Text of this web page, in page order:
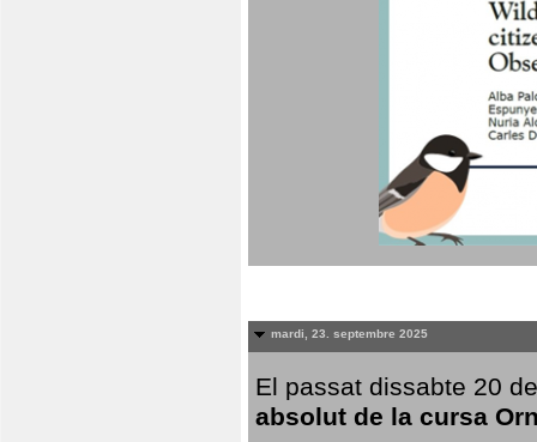
mardi, 23. septembre 2025
El passat dissabte 20
absolut de la cursa